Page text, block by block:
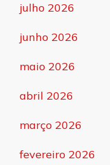
julho 2026
junho 2026
maio 2026
abril 2026
março 2026
fevereiro 2026